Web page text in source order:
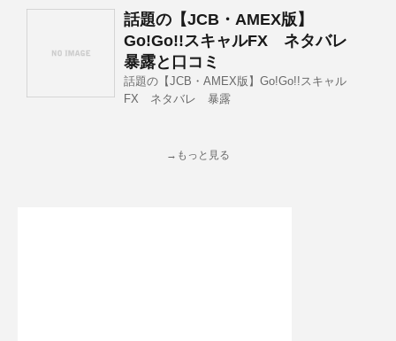
話題の【JCB・AMEX版】
Go!Go!!スキャルFX ネタバレ
暴露と口コミ
話題の【JCB・AMEX版】Go!Go!!スキャル
FX ネタバレ 暴露
→もっと見る